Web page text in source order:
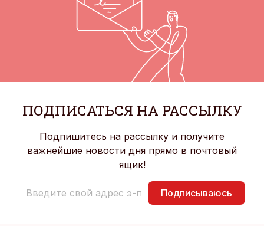
ПОДПИСАТЬСЯ НА РАССЫЛКУ
Подпишитесь на рассылку и получите
важнейшие новости дня прямо в почтовый
ящик!
Подписываюсь